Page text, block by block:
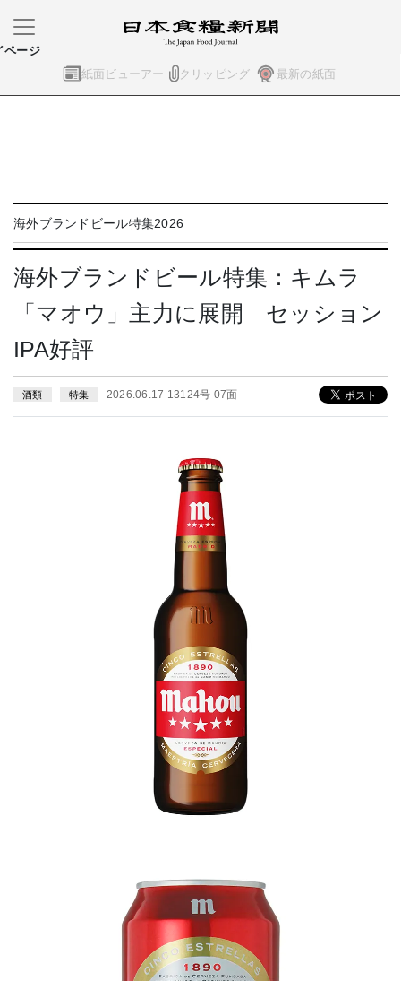
紙面ビューアー クリッピング 最新の紙面
ページ
海外ブランドビール特集2026
海外ブランドビール特集：キムラ
「マオウ」主力に展開 セッション
IPA好評
酒類 特集 2026.06.17 13124号 07面